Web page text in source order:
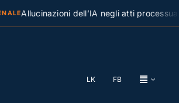
Allucinazioni dell’IA negli atti
LK FB